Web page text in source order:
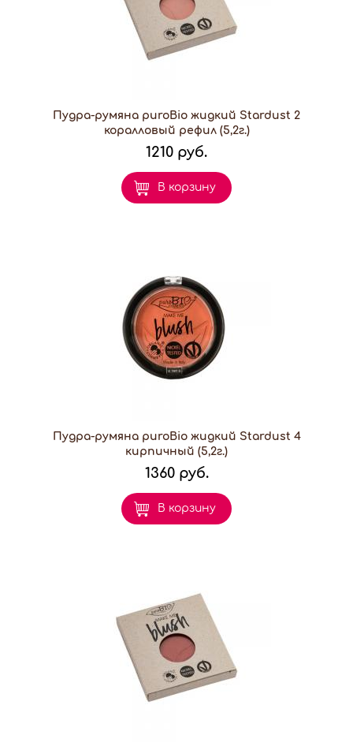
Пудра-румяна puroBio жидкий Stardust 2
коралловый рефил (5,2г.)
1210 руб.
В корзину
Пудра-румяна puroBio жидкий Stardust 4
кирпичный (5,2г.)
1360 руб.
В корзину